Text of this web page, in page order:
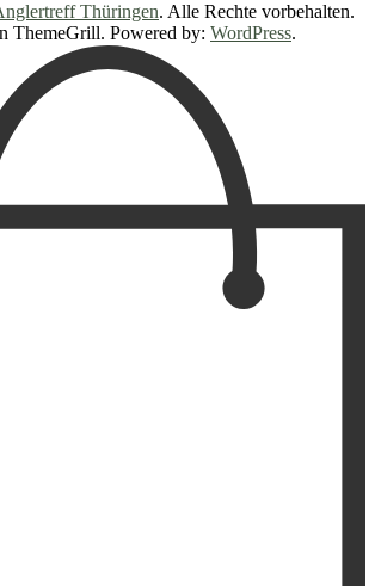
Thüringen. Alle Rechte vorbehalten.
ThemeGrill. Powered by: WordPress.